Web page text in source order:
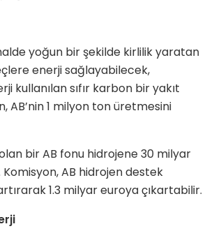
yoğun bir şekilde kirlilik yaratan
enerji sağlayabilecek,
kullanılan sıfır karbon bir yakıt
AB’nin 1 milyon ton üretmesini
bir AB fonu hidrojene 30 milyar
AB hidrojen destek
1.3 milyar euroya çıkartabilir.